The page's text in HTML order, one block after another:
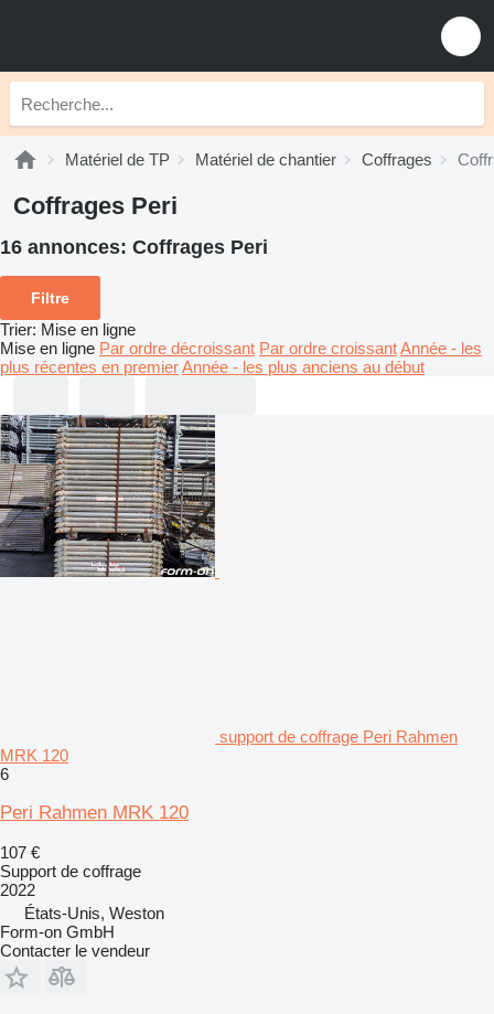
Matériel de TP Matériel de chantier Coffrages
Coffrages Peri
16 annonces: Coffrages Peri
Filtre
Trier: Mise en ligne
Mise en ligne Par ordre décroissant Par ordre croissantAnnée - les
plus récentes en premierAnnée - les plus anciens au début
support de coffrage Peri Rahmen
MRK 120
6
Peri Rahmen MRK 120
107 €
Support de coffrage
2022
États-Unis, Weston
Form-on GmbH
Contacter le vendeur